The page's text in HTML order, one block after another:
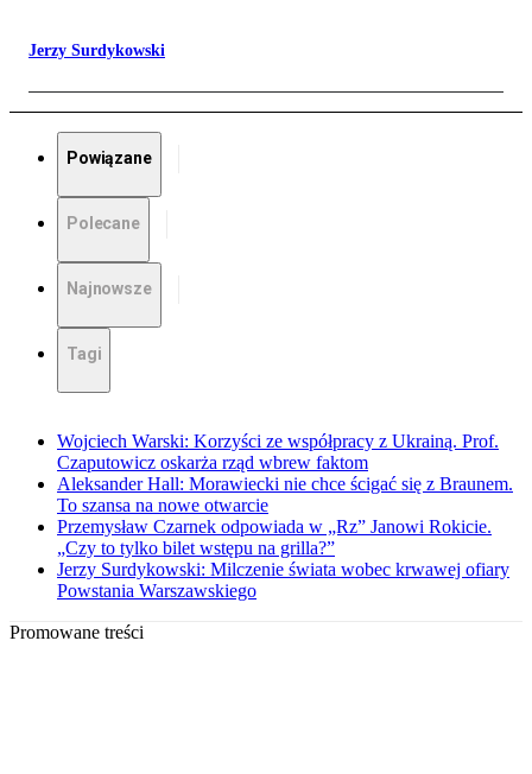
Jerzy Surdykowski
Powiązane
Polecane
Najnowsze
Tagi
Wojciech Warski: Korzyści ze współpracy z Ukrainą. Prof.
Czaputowicz oskarża rząd wbrew faktom
Aleksander Hall: Morawiecki nie chce ścigać się z Braunem.
To szansa na nowe otwarcie
Przemysław Czarnek odpowiada w „Rz” Janowi Rokicie.
„Czy to tylko bilet wstępu na grilla?”
Jerzy Surdykowski: Milczenie świata wobec krwawej ofiary
Powstania Warszawskiego
Promowane treści